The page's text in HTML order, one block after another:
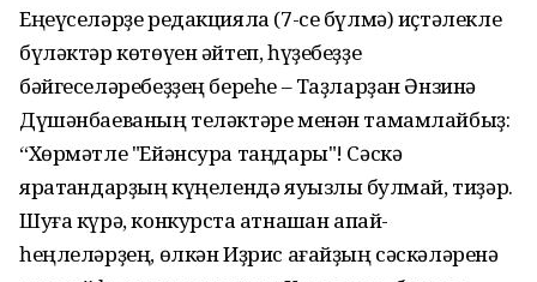
Еңеүселәрҙе редакцияла (7-се бүлмә) иҫтәлекле
бүләктәр көтөүен әйтеп, һүҙебеҙҙе
бәйгеселәребеҙҙең береһе – Таҙларҙан Әнзинә
Дүшәнбаеваның теләктәре менән тамамлайбыҙ:
“Хөрмәтле "Ейәнсура таңдары"! Сәскә
яратҡандарҙың күңелендә яуызлыҡ булмай, тиҙәр.
Шуға күрә, конкурста ҡатнашҡан апай-
һеңлеләрҙең, өлкән Иҙрис ағайҙың сәскәләренә